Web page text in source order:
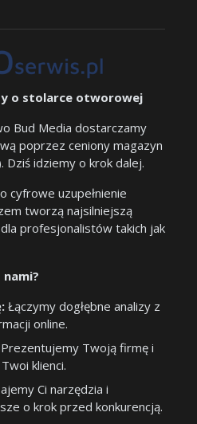
o stolarce otworowej
Bud Media dostarczamy
poprzez ceniony magazyn
Dziś idziemy o krok dalej.
cyfrowe uzupełnienie
tworzą najsilniejszą
profesjonalistów takich jak
nami?
Łączymy dogłębne analizy z
online.
Prezentujemy Twoją firmę i
klienci.
Ci narzędzia i
o krok przed konkurencją.